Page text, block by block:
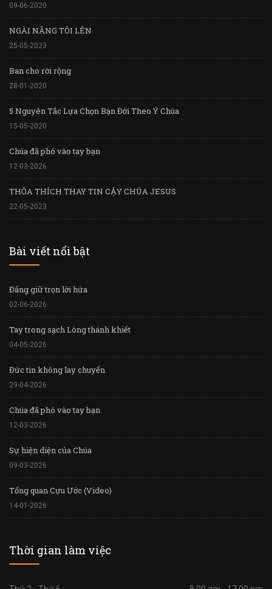
09-06-2020
NGÀI NÂNG TÔI LÊN
25-05-2023
Ban cho rời rộng
28-01-2020
5 Nguyên Tắc Lựa Chọn Bạn Đời Theo Ý Chúa
15-05-2020
Chúa đã phó vào tay bạn
12-03-2026
THỎA THÍCH THAY TIN CẬY CHÚA JESUS
22-05-2023
Bài viết nổi bật
Đấng giữ trọn lời hứa
02-06-2026
Tay trong sạch Lòng thánh khiết
04-05-2026
Đức tin không lay chuyển
29-04-2026
Chúa đã phó vào tay bạn
12-03-2026
Sự hiện diện của Chúa
09-03-2026
Tổng quan Cựu Ước (Video)
14-01-2026
Thời gian làm việc